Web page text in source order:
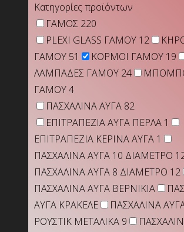
Κατηγορίες προϊόντων
ΓΑΜΟΣ 220
PLEXI GLASS ΓΑΜΟΥ 12
ΓΑΜΟΥ 51 ΚΟΡΜΟΙ ΓΑΜΟΥ 19
ΛΑΜΠΑΔΕΣ ΓΑΜΟΥ 24
ΓΑΜΟΥ4
ΠΑΣΧΑΛΙΝΑ ΑΥΓΑ 82
ΕΠΙΤΡΑΠΕΖΙΑ ΑΥΓΑ ΠΕΡΛΑ 1
ΕΠΙΤΡΑΠΕΖΙΑ ΚΕΡΙΝΑ ΑΥΓΑ 1
ΠΑΣΧΑΛΙΝΑ ΑΥΓΑ 10 ΔΙΑΜΕΤΡΟ
ΠΑΣΧΑΛΙΝΑ ΑΥΓΑ 8 ΔΙΑΜΕΤΡΟ 12
ΠΑΣΧΑΛΙΝΑ ΑΥΓΑ ΒΕΡΝΙΚΙΑ
ΑΥΓΑ ΚΡΑΚΕΛΕ
ΠΑΣΧΑΛΙΝΑ
ΡΟΥΣΤΙΚ ΜΕΤΑΛΙΚΑ 9